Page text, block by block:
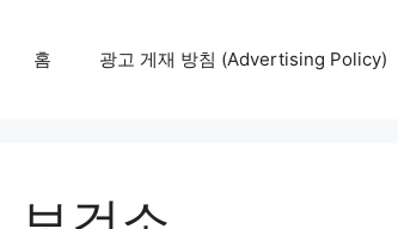
홈 광고 게재 방침 (Advertising Policy)